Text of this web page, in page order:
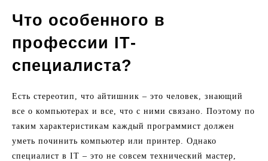
Что особенного в
профессии ІТ-
специалиста?
Есть стереотип, что айтишник – это человек, знающий
все о компьютерах и все, что с ними связано. Поэтому по
таким характеристикам каждый программист должен
уметь починить компьютер или принтер. Однако
специалист в ІТ – это не совсем технический мастер,